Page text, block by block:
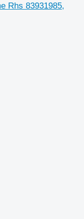
Rhs 83931985,